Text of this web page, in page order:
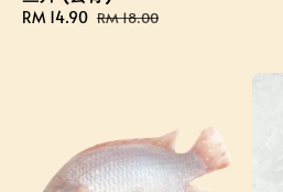
Sale
RM 14.90 Regular
RM 18.00